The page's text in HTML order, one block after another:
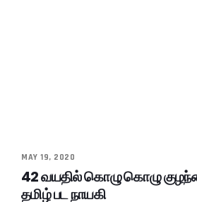
MAY 19, 2020
42 வயதில் கொழு கொழு
தமிழ் பட நாயகி